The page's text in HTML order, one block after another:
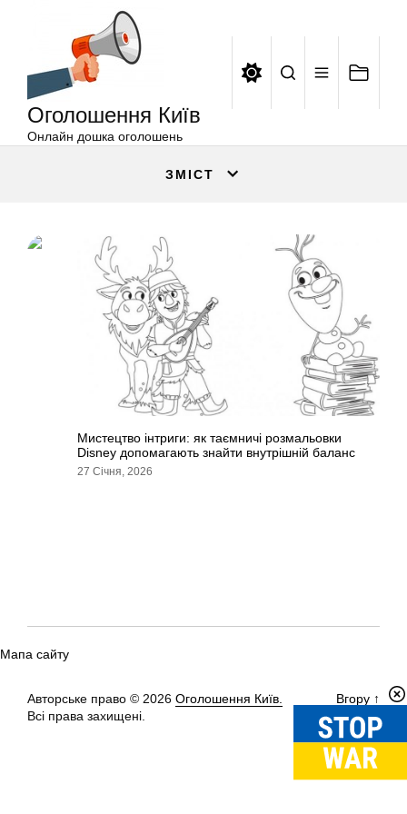
Оголошення Київ
Онлайн дошка оголошень
ЗМІСТ
Мистецтво інтриги: як таємничі розмальовки
Disney допомагають знайти внутрішній баланс
27 Січня, 2026
Мапа сайту
Авторське право © 2026 Оголошення Київ.
Всі права захищені.
Вгору ↑